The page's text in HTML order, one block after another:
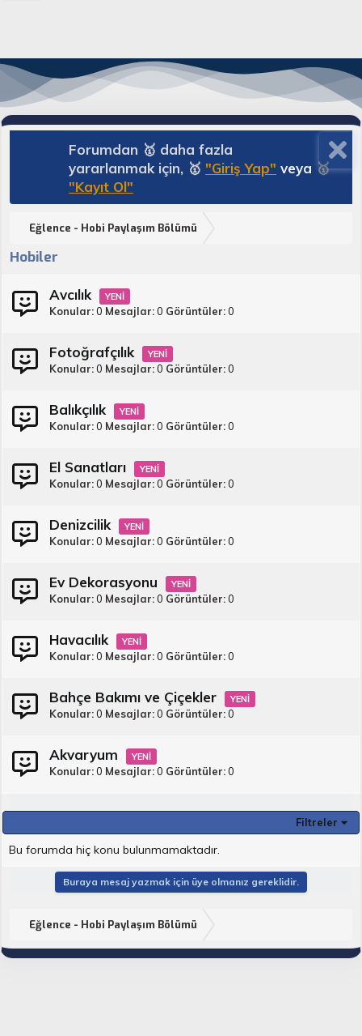
Forumdan 🥇 daha fazla
yararlanmak için, 🥇 "Giriş Yap" veya 🥇
"Kayıt Ol"
Eğlence - Hobi Paylaşım Bölümü
Hobiler
Avcılık
Konular 0 Mesajlar 0 Görüntüler 0
Fotoğrafçılık
Konular 0 Mesajlar 0 Görüntüler 0
Balıkçılık
Konular 0 Mesajlar 0 Görüntüler 0
El Sanatları
Konular 0 Mesajlar 0 Görüntüler 0
Denizcilik
Konular 0 Mesajlar 0 Görüntüler 0
Ev Dekorasyonu
Konular 0 Mesajlar 0 Görüntüler 0
Havacılık
Konular 0 Mesajlar 0 Görüntüler 0
Bahçe Bakımı ve Çiçekler
Konular 0 Mesajlar 0 Görüntüler 0
Akvaryum
Konular 0 Mesajlar 0 Görüntüler 0
Filtreler
Bu forumda hiç konu bulunmamaktadır.
Buraya mesaj yazmak için üye olmanız gereklidir.
Eğlence - Hobi Paylaşım Bölümü